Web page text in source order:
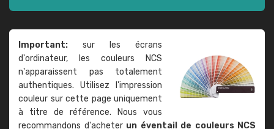
Important: sur les écrans
d'ordinateur, les couleurs NCS
n'apparaissent pas totalement
authentiques. Utilisez l'impression
couleur sur cette page uniquement
à titre de référence. Nous vous
recommandons d'acheter un éventail de couleurs NCS